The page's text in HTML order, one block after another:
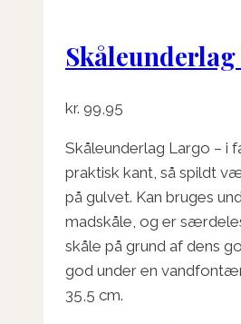
kr. 99,95
Skåleunderlag Largo – i
praktisk kant, så spildt
på gulvet. Kan bruges
madskåle, og er
skåle på grund af dens
god under en
35,5 cm.